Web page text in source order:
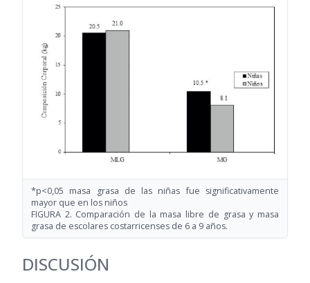
*p<0,05 masa grasa de las niñas fue significativamente
mayor que en los niños
FIGURA 2. Comparación de la masa libre de grasa y masa
grasa de escolares costarricenses de 6 a 9 años.
DISCUSIÓN